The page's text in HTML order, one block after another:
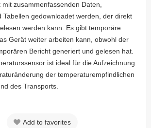
mit zusammenfassenden Daten,
Tabellen gedownloadet werden, der direkt
werden kann. Es gibt temporäre
Gerät weiter arbeiten kann, obwohl der
Bericht generiert und gelesen hat.
ist ideal für die Aufzeichnung
der temperaturempfindlichen
des Transports.
Add to favorites